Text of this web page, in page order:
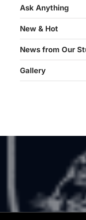
Ask Anything
New & Hot
News from Our
Gallery